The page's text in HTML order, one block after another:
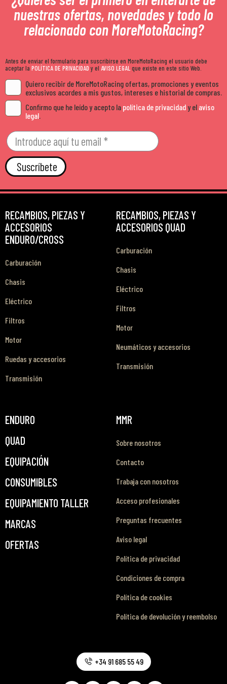
nuestras ofertas, novedades y todo lo
relacionado con MoreMotoRacing?
Antes de enviar el formulario para suscribirse en MoreMotoRacing el usuario debe
aceptar la POLÍTICA DE PRIVACIDADy el AVISO LEGALque existe en este sitio Web.
Quiero recibir de MoreMotoRacing ofertas, promociones y eventos
exclusivos acordes a mis gustos, intereses e historial de compras.
Confirmo que he leído y acepto la política de privacidady el aviso
legal
Suscríbete
RECAMBIOS, PIEZAS Y
ACCESORIOS
ENDURO/CROSS
Carburación
Chasis
Eléctrico
Filtros
Motor
Ruedas y accesorios
Transmisión
RECAMBIOS, PIEZAS Y
ACCESORIOS QUAD
Carburación
Chasis
Eléctrico
Filtros
Motor
Neumáticos y accesorios
Transmisión
ENDURO
QUAD
EQUIPACIÓN
CONSUMIBLES
EQUIPAMIENTO TALLER
MARCAS
OFERTAS
MMR
Sobre nosotros
Contacto
Trabaja con nosotros
Acceso profesionales
Preguntas frecuentes
Aviso legal
Política de privacidad
Condiciones de compra
Política de cookies
Política de devolución y reembolso
+34 91 685 55 49